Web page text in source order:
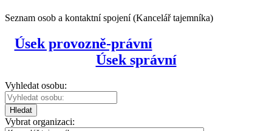
Seznam osob a kontaktní spojení (Kancelář tajemníka)
Úsek provozně-právní
Úsek správní
Vyhledat osobu:
Hledat
Vybrat organizaci: